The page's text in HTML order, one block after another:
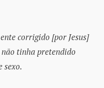
corrigido [por Jesus]
não tinha pretendido
sexo.